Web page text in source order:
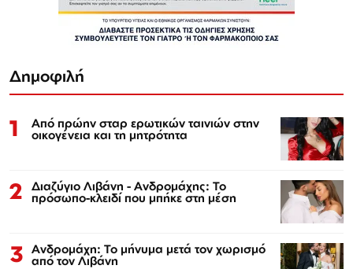
Δημοφιλή
1 Από πρώην σταρ ερωτικών ταινιών στην
οικογένεια και τη μητρότητα
2 Διαζύγιο Λιβάνη - Ανδρομάχης: Το
πρόσωπο-κλειδί που μπήκε στη μέση
3 Ανδρομάχη: Το μήνυμα μετά τον χωρισμό
από τον Λιβάνη